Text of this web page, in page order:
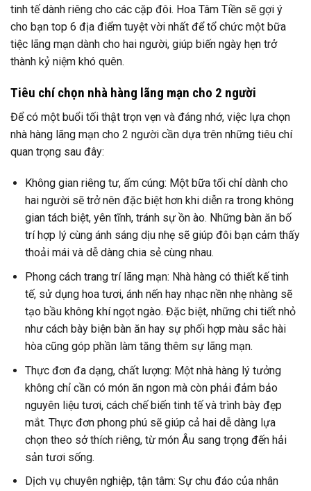
tinh tế dành riêng cho các cặp đôi. Hoa Tâm Tiền sẽ gợi ý
cho bạn top 6 địa điểm tuyệt vời nhất để tổ chức một bữa
tiệc lãng mạn dành cho hai người, giúp biến ngày hẹn trở
thành kỷ niệm khó quên.
Tiêu chí chọn nhà hàng lãng mạn cho 2 người
Để có một buổi tối thật trọn vẹn và đáng nhớ, việc lựa chọn
nhà hàng lãng mạn cho 2 người cần dựa trên những tiêu chí
quan trọng sau đây:
Không gian riêng tư, ấm cúng: Một bữa tối chỉ dành cho
hai người sẽ trở nên đặc biệt hơn khi diễn ra trong không
gian tách biệt, yên tĩnh, tránh sự ồn ào. Những bàn ăn bố
trí hợp lý cùng ánh sáng dịu nhẹ sẽ giúp đôi bạn cảm thấy
thoải mái và dễ dàng chia sẻ cùng nhau.
Phong cách trang trí lãng mạn: Nhà hàng có thiết kế tinh
tế, sử dụng hoa tươi, ánh nến hay nhạc nền nhẹ nhàng sẽ
tạo bầu không khí ngọt ngào. Đặc biệt, những chi tiết nhỏ
như cách bày biện bàn ăn hay sự phối hợp màu sắc hài
hòa cũng góp phần làm tăng thêm sự lãng mạn.
Thực đơn đa dạng, chất lượng: Một nhà hàng lý tưởng
không chỉ cần có món ăn ngon mà còn phải đảm bảo
nguyên liệu tươi, cách chế biến tinh tế và trình bày đẹp
mắt. Thực đơn phong phú sẽ giúp cả hai dễ dàng lựa
chọn theo sở thích riêng, từ món Âu sang trọng đến hải
sản tươi sống.
Dịch vụ chuyên nghiệp, tận tâm: Sự chu đáo của nhân